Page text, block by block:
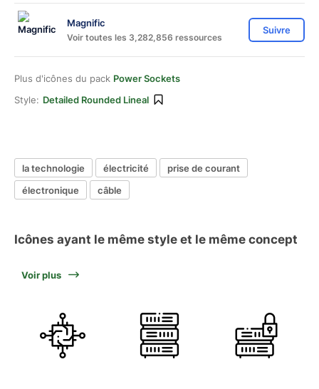
Magnific
Voir toutes les 3,282,856 ressources
Suivre
Plus d'icônes du pack Power Sockets
Style: Detailed Rounded Lineal
la technologie électricité
prise de courant
électronique
câble
Icônes ayant le même style et le même concept
Voir plus